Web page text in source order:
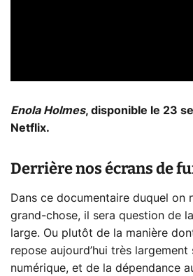
Enola Holmes, disponible le 23
Netflix.
Derrière nos écrans de
Dans ce documentaire duquel on
grand-chose, il sera question de
large. Ou plutôt de la manière
repose aujourd’hui très
numérique, et de la dépendance